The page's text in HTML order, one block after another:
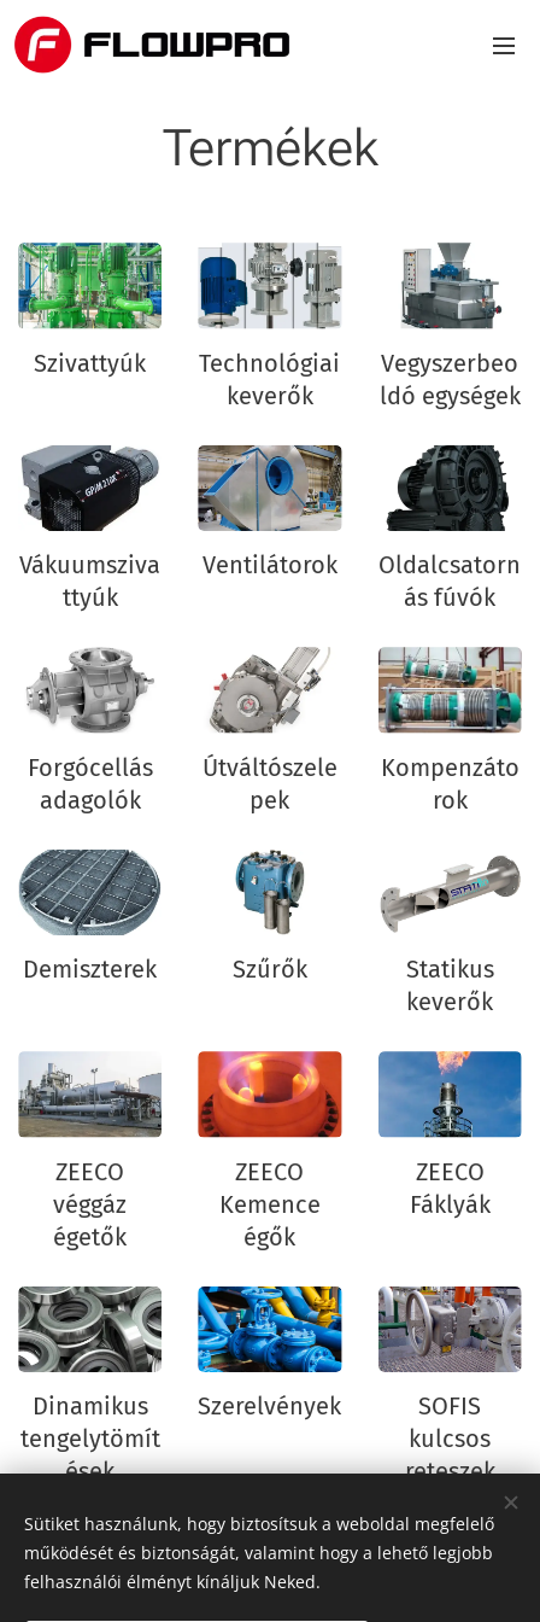
Termékek
Szivattyúk
Technológiai
keverők
Vegyszerbeo
ldó egységek
Vákuumsziva
ttyúk
Ventilátorok
Oldalcsatorn
ás fúvók
Forgócellás
adagolók
Útváltószele
pek
Kompenzáto
rok
Demiszterek Szűrők
Statikus
keverők
ZEECO
véggáz
égetők
ZEECO
Kemence
égők
ZEECO
Fáklyák
Dinamikus
tengelytömít
ések
Szerelvények
SOFIS
kulcsos
reteszek
FLOWPRO Kft.
Sütiket használunk, hogy biztosítsuk a weboldal megfelelő
működését és biztonságát, valamint hogy a lehető legjobb
felhasználói élményt kínáljuk Neked.